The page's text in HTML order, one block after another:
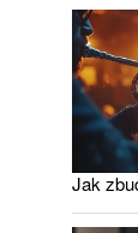
Jak